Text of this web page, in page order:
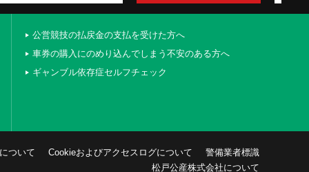
公営競技の払戻金の支払を受けた方へ
車券の購入にのめり込んでしまう不安のある方へ
ギャンブル依存症セルフチェック
ついて Cookieおよびアクセスログについて
警備業者標識
松戸公産株式会社について